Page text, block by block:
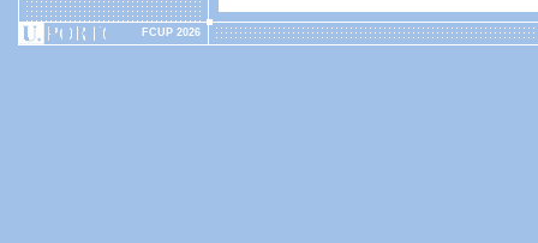
FCUP 2026